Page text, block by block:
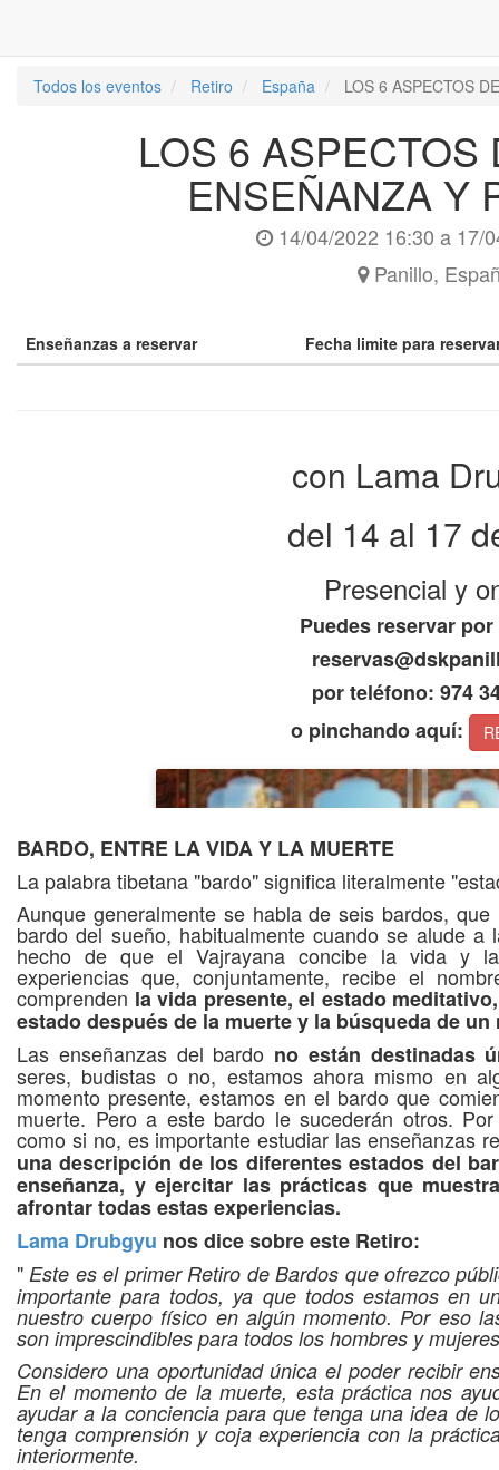
Todos los eventos Retiro España LOS 6 ASPECTOS
LOS 6 ASPECTOS
ENSEÑANZA Y
14/04/2022 16:30 a 17/
Panillo,
Enseñanzas a reservar Fecha limite para
con Lama
del 14 al 17
Presencial y
Puedes reservar
por teléfono: 974
o pinchando aquí:
BARDO, ENTRE LA VIDA Y LA MUERTE
La palabra tibetana "bardo" significa literalmente
Aunque generalmente se habla de seis bardos,
bardo del sueño, habitualmente cuando se alude
hecho de que el Vajrayana concibe la vida y
experiencias que, conjuntamente, recibe el
comprenden la vida presente, el estado
estado después de la muerte y la búsqueda de
Las enseñanzas del bardo no están destinadas
seres, budistas o no, estamos ahora mismo en
momento presente, estamos en el bardo que
muerte. Pero a este bardo le sucederán otros.
como si no, es importante estudiar las enseñanzas
una descripción de los diferentes estados del
enseñanza, y ejercitar las prácticas que
afrontar todas estas experiencias.
Lama Drubgyu nos dice sobre este Retiro:
" Este es el primer Retiro de Bardos que ofrezco
importante para todos, ya que todos estamos en
nuestro cuerpo físico en algún momento. Por eso
son imprescindibles para todos los hombres y
Considero una oportunidad única el poder recibir
En el momento de la muerte, esta práctica nos
ayudar a la conciencia para que tenga una idea de
tenga comprensión y coja experiencia con la
interiormente.